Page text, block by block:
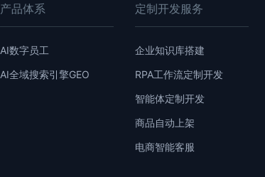
产品体系
AI数字员工
AI全域搜索引擎GEO
定制开发服务
企业知识库搭建
RPA工作流定制开发
智能体定制开发
商品自动上架
电商智能客服